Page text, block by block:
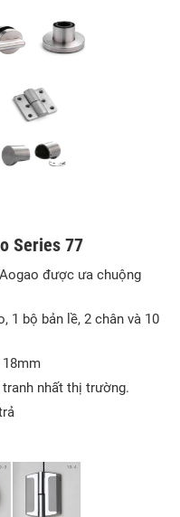
Series 77
được ưa chuộng
1 bộ bản lề, 2 chân và 10
nhất thị trường.